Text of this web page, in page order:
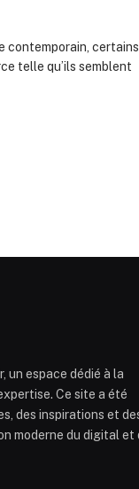
contemporain, certains
telle qu’ils semblent
un espace dédié à la
Ce site a été
des inspirations et
moderne du digital et